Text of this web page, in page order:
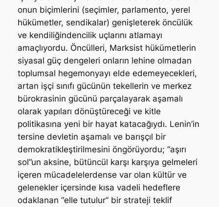
onun biçimlerini (seçimler, parlamento, yerel
hükümetler, sendikalar) genişleterek öncülük
ve kendiliğindencilik uçlarını atlamayı
amaçlıyordu. Öncülleri, Marksist hükümetlerin
siyasal güç dengeleri onların lehine olmadan
toplumsal hegemonyayı elde edemeyecekleri,
artan işçi sınıfı gücünün tekellerin ve merkez
bürokrasinin gücünü parçalayarak aşamalı
olarak yapıları dönüştüreceği ve kitle
politikasına yeni bir hayat katacağıydı. Lenin’in
tersine devletin aşamalı ve barışçıl bir
demokratikleştirilmesini öngörüyordu; “aşırı
sol”un aksine, bütüncül karşı karşıya gelmeleri
içeren mücadelelerdense var olan kültür ve
gelenekler içersinde kısa vadeli hedeflere
odaklanan “elle tutulur” bir strateji teklif